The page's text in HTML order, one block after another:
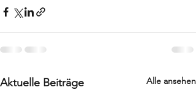
Aktuelle Beiträge Alle ansehen